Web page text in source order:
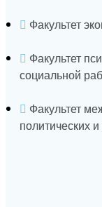
Факультет
Факультет
социальной
Факультет
политических